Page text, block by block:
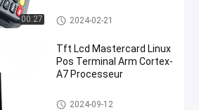
00:27 Terminal de position de Linux
2024-02-21
Tft Lcd Mastercard Linux
Pos Terminal Arm Cortex-
A7 Processeur
Terminal de position de Linux
2024-09-12